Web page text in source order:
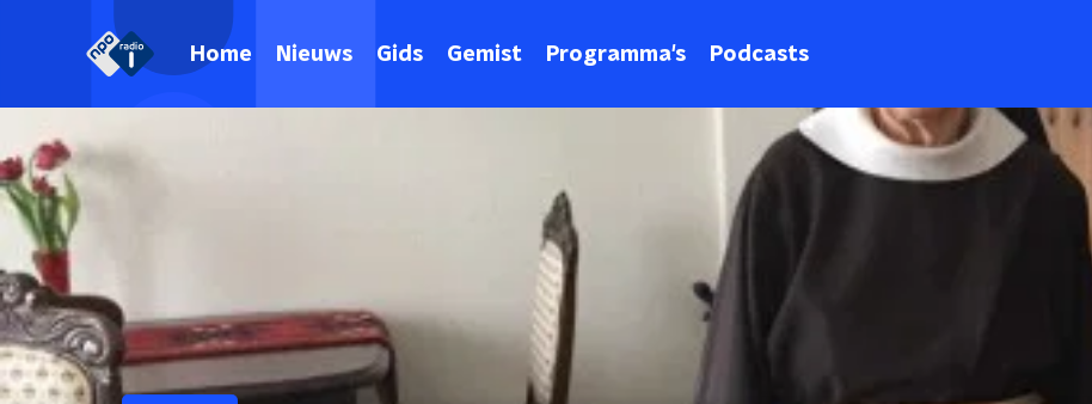
Home Nieuws Gids Gemist Programma's Podcasts